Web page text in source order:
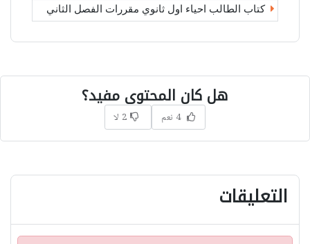
كتاب الطالب احياء اول ثانوي مقررات الفصل الثاني
هل كان المحتوى مفيد؟
4 نعم 2 لا
التعليقات